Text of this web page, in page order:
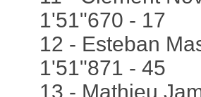
1'51"670 - 17
12 - Esteban
1'51"871 - 45
13 - Mathieu